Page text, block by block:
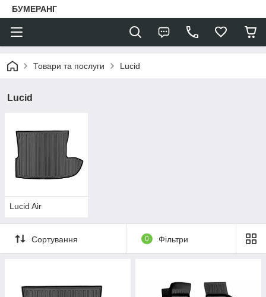
БУМЕРАНГ
Товари та послуги Lucid
Lucid
Lucid Air
Сортування 0 Фільтри